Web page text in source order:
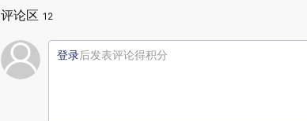
评论区 12
登录后发表评论得积分